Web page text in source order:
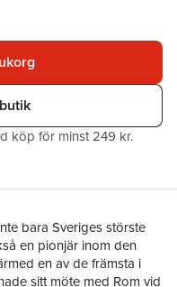
köp för minst 249 kr.
bara Sveriges störste
en pionjär inom den
en av de främsta i
sitt möte med Rom vid